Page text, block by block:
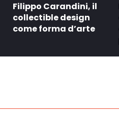
Filippo Carandini, il
collectible design
come forma d’arte